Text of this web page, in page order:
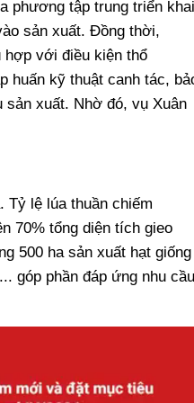
phương tập trung triển khai
sản xuất. Đồng thời,
với điều kiện thổ
huấn kỹ thuật canh tác,
xuất. Nhờ đó, vụ Xuân
Tỷ lệ lúa thuần chiếm
70% tổng diện tích gieo
500 ha sản xuất hạt giống
góp phần đáp ứng nhu cầu